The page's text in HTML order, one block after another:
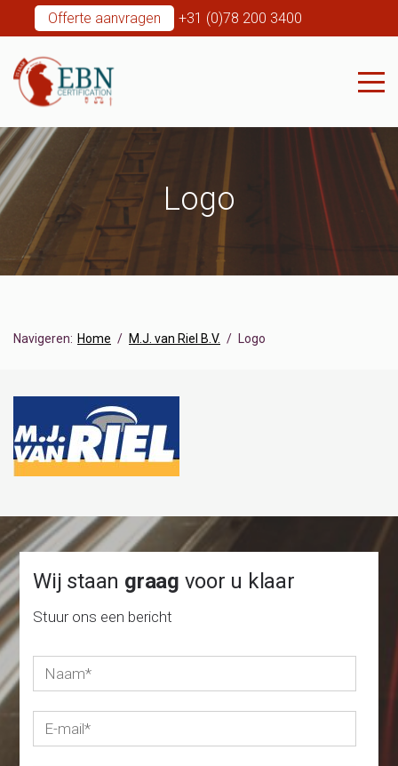
Offerte aanvragen +31 (0)78 200 3400
Logo
Navigeren: Home M.J. van Riel B.V. Logo
Wij staan graag voor u klaar
Stuur ons een bericht